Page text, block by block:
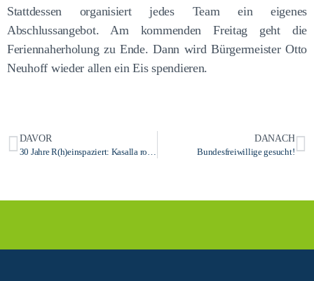
Stattdessen organisiert jedes Team ein eigenes
Abschlussangebot. Am kommenden Freitag geht die
Feriennaherholung zu Ende. Dann wird Bürgermeister Otto
Neuhoff wieder allen ein Eis spendieren.
DAVOR
30 Jahre R(h)einspaziert: Kasalla rocken die Insel
DANACH
Bundesfreiwillige gesucht!